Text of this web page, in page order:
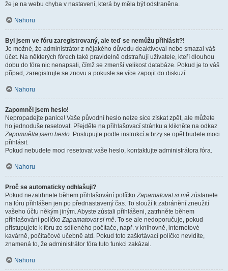
že je na webu chyba v nastavení, která by měla být odstraněna.
Nahoru
Byl jsem ve fóru zaregistrovaný, ale teď se nemůžu přihlásit?!
Je možné, že administrátor z nějakého důvodu deaktivoval nebo smazal váš
účet. Na některých fórech také pravidelně odstraňují uživatele, kteří dlouhou
dobu do fóra nic nenapsali, čímž se zmenší velikost databáze. Pokud je to váš
případ, zaregistrujte se znovu a pokuste se více zapojit do diskuzí.
Nahoru
Zapomněl jsem heslo!
Nepropadejte panice! Vaše původní heslo nelze sice získat zpět, ale můžete
ho jednoduše resetovat. Přejděte na přihlašovací stránku a klikněte na odkaz
Zapomněl/a jsem heslo. Postupujte podle instrukcí a brzy se opět budete moci
přihlásit.
Pokud nebudete moci resetovat vaše heslo, kontaktujte administrátora fóra.
Nahoru
Proč se automaticky odhlašuji?
Pokud nezatrhnete během přihlašování políčkoZapamatovat si mě zůstanete
na fóru přihlášen jen po přednastavený čas. To slouží k zabránění zneužití
vašeho účtu někým jiným. Abyste zůstali přihlášeni, zatrhněte během
přihlašování políčkoZapamatovat si mě. To se ale nedoporučuje, pokud
přistupujete k fóru ze sdíleného počítače, např. v knihovně, internetové
kavárně, počítačové učebně atd. Pokud toto zaškrtávací políčko nevidíte,
znamená to, že administrátor fóra tuto funkci zakázal.
Nahoru